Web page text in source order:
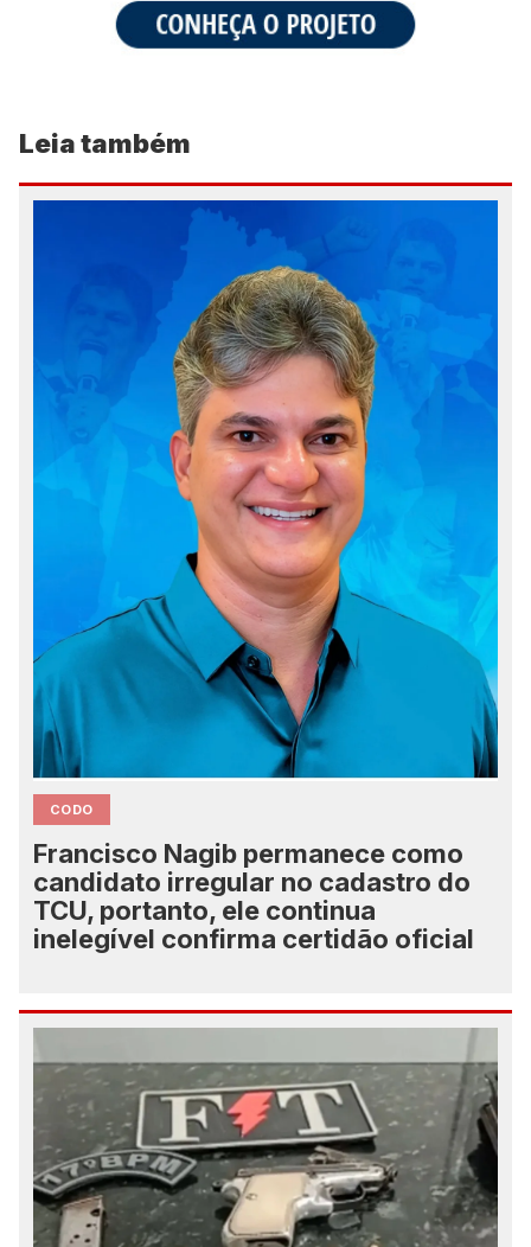
Leia também
CODO
Francisco Nagib permanece como
candidato irregular no cadastro do
TCU, portanto, ele continua
inelegível confirma certidão oficial